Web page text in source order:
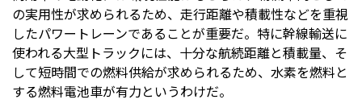
の実用性が求められるため、走行距離や積載性などを重視
したパワートレーンであることが重要だ。特に幹線輸送に
使われる大型トラックには、十分な航続距離と積載量、そ
して短時間での燃料供給が求められるため、水素を燃料と
する燃料電池車が有力というわけだ。